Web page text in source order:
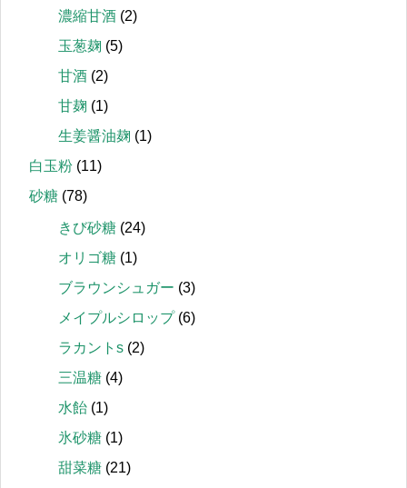
濃縮甘酒 (2)
玉葱麹 (5)
甘酒 (2)
甘麹 (1)
生姜醤油麹 (1)
白玉粉 (11)
砂糖 (78)
きび砂糖 (24)
オリゴ糖 (1)
ブラウンシュガー (3)
メイプルシロップ(6)
ラカントs (2)
三温糖 (4)
水飴 (1)
氷砂糖 (1)
甜菜糖 (21)